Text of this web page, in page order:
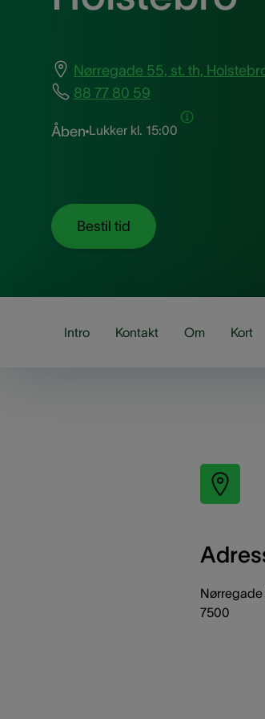
Nørregade 55, st. th,
88 77 80 59
Åben Lukker kl. 15:00
Bestil tid
Intro Kontakt Om Kort
7500